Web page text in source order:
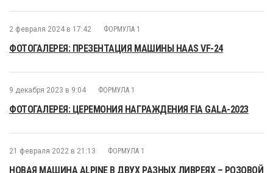
2 февраля 2024 в 17:42 ФОРМУЛА 1
ФОТОГАЛЕРЕЯ: ПРЕЗЕНТАЦИЯ МАШИНЫ HAAS VF-24
9 декабря 2023 в 9:04 ФОРМУЛА 1
ФОТОГАЛЕРЕЯ: ЦЕРЕМОНИЯ НАГРАЖДЕНИЯ FIA GALA-2023
21 февраля 2022 в 21:13 ФОРМУЛА 1
НОВАЯ МАШИНА ALPINE В ДВУХ РАЗНЫХ ЛИВРЕЯХ – РОЗОВОЙ